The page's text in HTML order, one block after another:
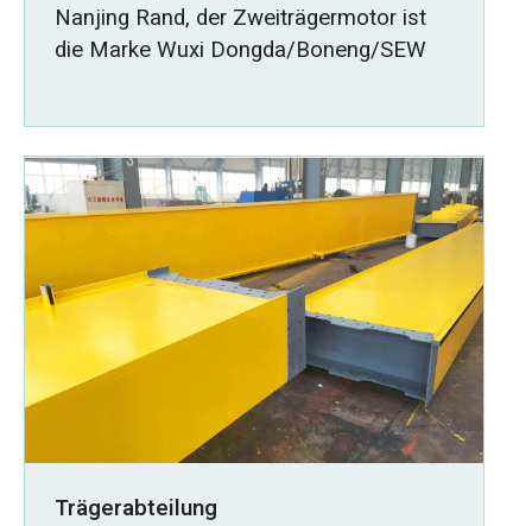
Nanjing Rand, der Zweiträgermotor ist
die Marke Wuxi Dongda/Boneng/SEW
Trägerabteilung